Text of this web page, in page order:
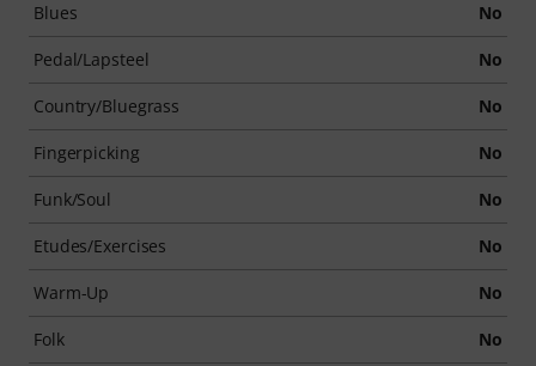
Blues No
Pedal/Lapsteel No
Country/Bluegrass No
Fingerpicking No
Funk/Soul No
Etudes/Exercises No
Warm-Up No
Folk No